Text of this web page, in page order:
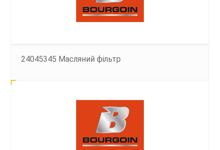
24045345 Масляний фільтр